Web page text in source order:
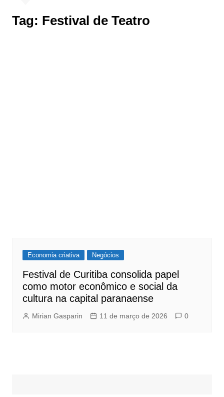
Tag: Festival de Teatro
Economia criativa Negócios
Festival de Curitiba consolida papel
como motor econômico e social da
cultura na capital paranaense
Mirian Gasparin 11 de março de 2026 0